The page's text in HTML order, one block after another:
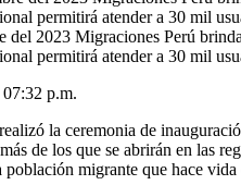
del 2023 Migraciones Perú
permitirá atender a 30 mil
p.m.
la ceremonia de
de los que se abrirán en las
migrante que hace